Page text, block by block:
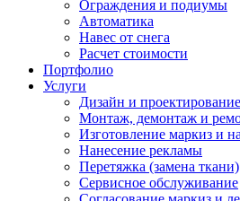
Ограждения и подиумы
Автоматика
Навес от снега
Расчет стоимости
Портфолио
Услуги
Дизайн и проектирование
Монтаж, демонтаж и
Изготовление маркиз и
Нанесение рекламы
Перетяжка (замена ткани)
Сервисное обслуживание